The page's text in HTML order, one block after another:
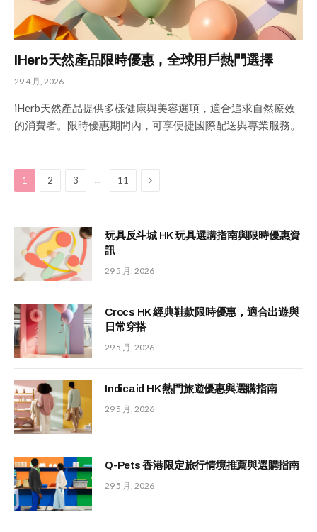
iHerb天然產品限時優惠，全球用戶熱門選擇
29 4 月, 2026
iHerb天然產品提供多樣健康與美容選項，適合追求自然療效
的消費者。限時優惠期間內，可享便捷國際配送與專業服務。
1 2 3 ... 11 Next
玩具反斗城 HK 玩具選購指南與限時優惠資
訊
29 5 月, 2026
Crocs HK 經典鞋款限時優惠，適合出遊與
日常穿搭
29 5 月, 2026
Indicaid HK 熱門旅遊優惠與選購指南
29 5 月, 2026
Q-Pets 香港限定旅行情境推薦與選購指南
29 5 月, 2026